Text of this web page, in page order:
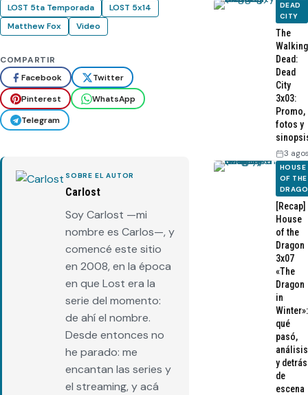
LOST 5ta Temporada
LOST 5x14
Matthew Fox
Video
COMPARTIR
Facebook
Twitter
Pinterest
WhatsApp
Telegram
SOBRE EL AUTOR
Carlost
Soy Carlost —mi
nombre es Carlos—, y
comencé este sitio
en 2008, en la época
en que Lost era la
serie del momento:
de ahí el nombre.
Desde entonces no
he parado: me
encantan las series y
el streaming, y acá
DEAD
CITY
The
Walking
Dead:
Dead
City
3x03:
Promo,
fotos y
3
HOUSE
OF THE
[Recap]
House
of the
Dragon
3x07
«The
Dragon
in
Winter»:
qué
pasó,
análisis
y detrás
de
escena